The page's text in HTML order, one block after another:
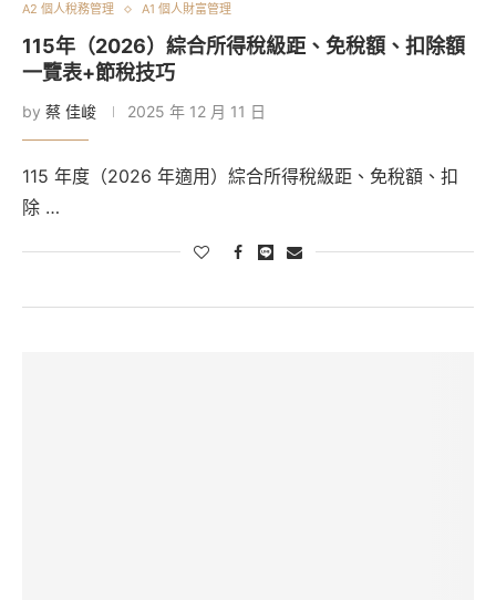
A2 個人稅務管理 A1 個人財富管理
115年（2026）綜合所得稅級距、免稅額、扣除額
一覽表+節稅技巧
by 蔡 佳峻 2025 年 12 月 11 日
115 年度（2026 年適用）綜合所得稅級距、免稅額、扣
除 …